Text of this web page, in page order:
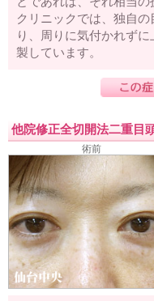
クリニックでは、独自
り、周りに気付かれず
製しています。
他院修正全切開法二重目
術前